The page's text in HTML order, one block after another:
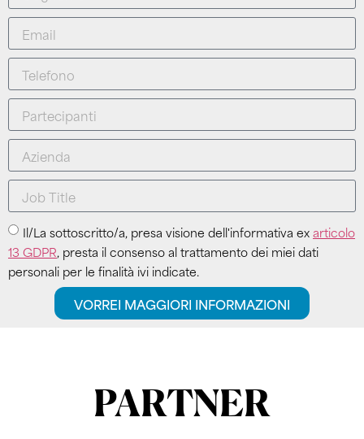
Il/La sottoscritto/a, presa visione dell'informativa exarticolo
13 GDPR, presta il consenso al trattamento dei miei dati
personali per le finalità ivi indicate.
VORREI MAGGIORI INFORMAZIONI
PARTNER